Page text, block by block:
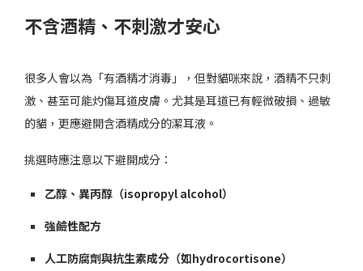
不含酒精、不刺激才安心
很多人會以為「有酒精才消毒」，但對貓咪來說，酒精不只刺
激、甚至可能灼傷耳道皮膚。尤其是耳道已有輕微破損、過敏
的貓，更應避開含酒精成分的潔耳液。
挑選時應注意以下避開成分：
乙醇、異丙醇（isopropyl alcohol）
強鹼性配方
人工防腐劑與抗生素成分（如hydrocortisone）